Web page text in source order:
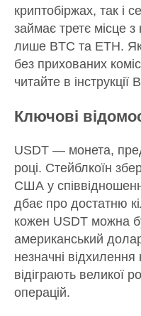
криптобіржах, так і
займає третє місце з
лише BTC та ETH.
без прихованих
читайте в інструкції
Ключові
USDT — монета,
році. Стейблкоїн
США у
дбає про достатню
кожен USDT можна
американський
незначні відхилення
відіграють великої
операцій.